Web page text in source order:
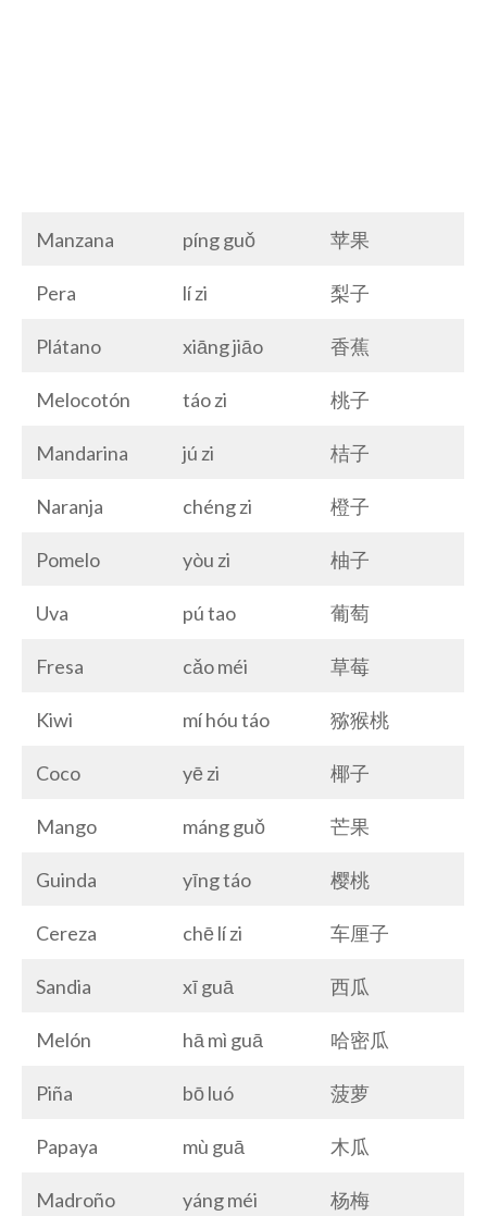
Manzana píng guǒ 苹果
Pera lí zi 梨子
Plátano xiāng jiāo 香蕉
Melocotón táo zi 桃子
Mandarina jú zi 桔子
Naranja chéng zi 橙子
Pomelo yòu zi 柚子
Uva pú tao 葡萄
Fresa cǎo méi 草莓
Kiwi mí hóu táo 猕猴桃
Coco yē zi 椰子
Mango máng guǒ 芒果
Guinda yīng táo 樱桃
Cereza chē lí zi 车厘子
Sandia xī guā 西瓜
Melón hā mì guā 哈密瓜
Piña bō luó 菠萝
Papaya mù guā 木瓜
Madroño yáng méi 杨梅